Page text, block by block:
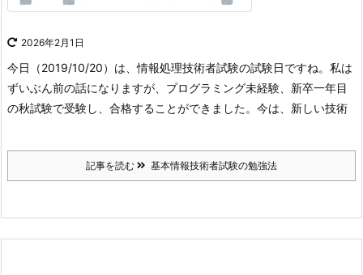
2026年2月1日
今日（2019/10/20）は、情報処理技術者試験の試験日ですね。 私は
ずいぶん前の話になりますが、プログラミング未経験、新卒一年目
の秋試験で受験し、合格することができました。 今は、新しい技術
記事を読む 基本情報技術者試験の勉強法